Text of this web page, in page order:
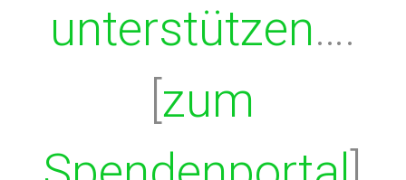
unterstützen….
zum